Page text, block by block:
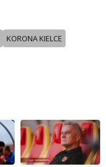
KORONA KIELCE